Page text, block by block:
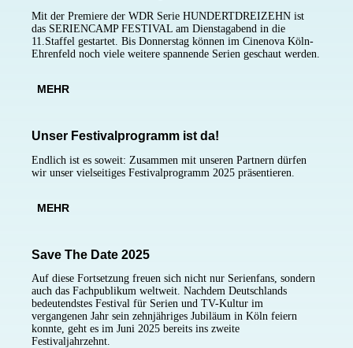
Mit der Premiere der WDR Serie HUNDERTDREIZEHN ist
das SERIENCAMP FESTIVAL am Dienstagabend in die
11.Staffel gestartet. Bis Donnerstag können im Cinenova Köln-
Ehrenfeld noch viele weitere spannende Serien geschaut werden.
MEHR
Unser Festivalprogramm ist da!
Endlich ist es soweit: Zusammen mit unseren Partnern dürfen
wir unser vielseitiges Festivalprogramm 2025 präsentieren.
MEHR
Save The Date 2025
Auf diese Fortsetzung freuen sich nicht nur Serienfans, sondern
auch das Fachpublikum weltweit. Nachdem Deutschlands
bedeutendstes Festival für Serien und TV-Kultur im
vergangenen Jahr sein zehnjähriges Jubiläum in Köln feiern
konnte, geht es im Juni 2025 bereits ins zweite
Festivaljahrzehnt.